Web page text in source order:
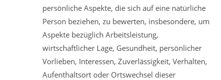
persönliche Aspekte, die sich auf eine natürliche
Person beziehen, zu bewerten, insbesondere, um
Aspekte bezüglich Arbeitsleistung,
wirtschaftlicher Lage, Gesundheit, persönlicher
Vorlieben, Interessen, Zuverlässigkeit, Verhalten,
Aufenthaltsort oder Ortswechsel dieser